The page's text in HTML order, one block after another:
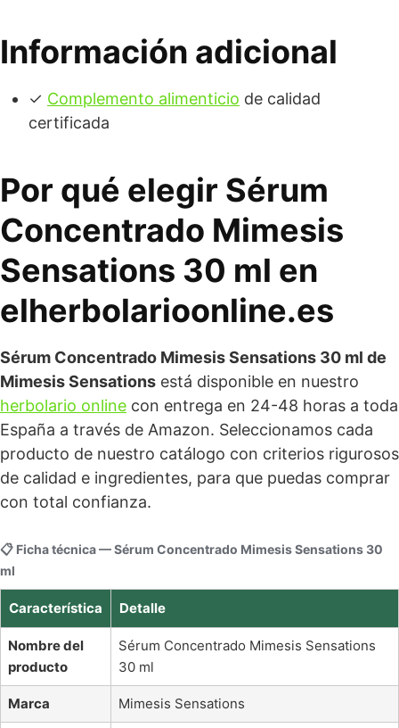
Información adicional
✓ Complemento alimenticio de calidad
certificada
Por qué elegir Sérum
Concentrado Mimesis
Sensations 30 ml en
elherbolarioonline.es
Sérum Concentrado Mimesis Sensations 30 ml de
Mimesis Sensations está disponible en nuestro
herbolario online con entrega en 24-48 horas a toda
España a través de Amazon. Seleccionamos cada
producto de nuestro catálogo con criterios rigurosos
de calidad e ingredientes, para que puedas comprar
con total confianza.
📋 Ficha técnica — Sérum Concentrado Mimesis Sensations 30
ml
Característica Detalle
Nombre del
producto
Sérum Concentrado Mimesis Sensations
30 ml
Marca Mimesis Sensations